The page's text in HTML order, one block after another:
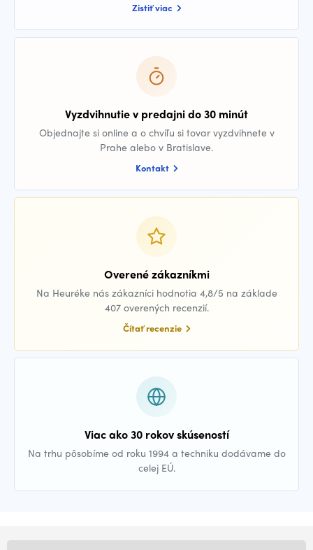
Zistiť viac
Vyzdvihnutie v predajni do 30 minút
Objednajte si online a o chvíľu si tovar vyzdvihnete v
Prahe alebo v Bratislave.
Kontakt
Overené zákazníkmi
Na Heuréke nás zákazníci hodnotia 4,8/5 na základe
407 overených recenzií.
Čítať recenzie
Viac ako 30 rokov skúseností
Na trhu pôsobíme od roku 1994 a techniku dodávame do
celej EÚ.